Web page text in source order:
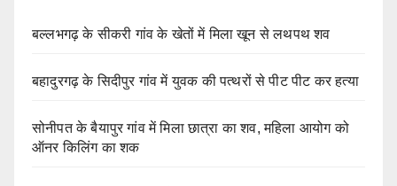
बल्लभगढ़ के सीकरी गांव के खेतों में मिला खून से लथपथ शव
बहादुरगढ़ के सिदीपुर गांव में युवक की पत्थरों से पीट पीट कर हत्या
सोनीपत के बैयापुर गांव में मिला छात्रा का शव, महिला आयोग को
ऑनर किलिंग का शक